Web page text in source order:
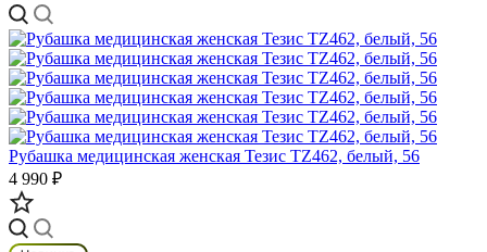
Рубашка медицинская женская Тезис TZ462, белый, 56
4 990 ₽